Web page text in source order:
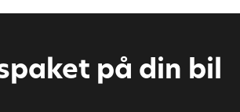
på din bil